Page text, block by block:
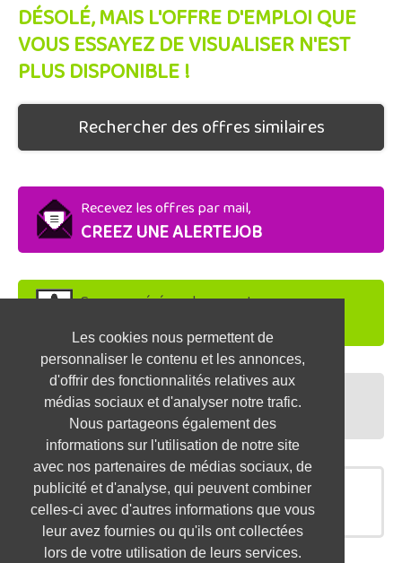
Les cookies nous permettent de
personnaliser le contenu et les annonces,
d'offrir des fonctionnalités relatives aux
médias sociaux et d'analyser notre trafic.
Nous partageons également des
informations sur l'utilisation de notre site
avec nos partenaires de médias sociaux, de
publicité et d'analyse, qui peuvent combiner
celles-ci avec d'autres informations que vous
leur avez fournies ou qu'ils ont collectées
lors de votre utilisation de leurs services.
DÉSOLÉ, MAIS L'OFFRE D'EMPLOI QUE
VOUS ESSAYEZ DE VISUALISER N'EST
PLUS DISPONIBLE !
Rechercher des offres similaires
Recevez les offres par mail,
CREEZ UNE ALERTEJOB
Soyez repéré par les recruteurs,
DEPOSEZ VOTRE CV
Préparez vos entretiens,
TESTEZ-VOUS
OFFRES SIMILAIRES